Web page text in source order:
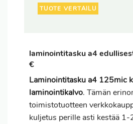
TUOTE VERTAILU
laminointitasku a4
€
Laminointitasku a4 125mic
laminointikalvo. Tämän
toimistotuotteen
kuljetus perille asti kestää 1-